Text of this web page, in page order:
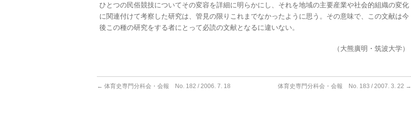
ひとつの民俗競技についてその変容を詳細に明らかにし、それを地域の主要産業や社会的組織の変化
に関連付けて考察した研究は、管見の限りこれまでなかったように思う。その意味で、この文献は今
後この種の研究をする者にとって必読の文献となるに違いない。
（大熊廣明・筑波大学）
← 体育史専門分科会・会報 No. 182 / 2006. 7. 18 体育史専門分科会・会報 No. 183 / 2007. 3. 22 →